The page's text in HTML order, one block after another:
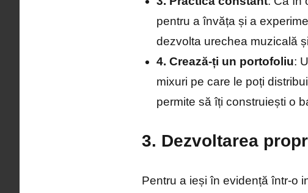
pentru a învăța și a
dezvolta urechea muzicală
4. Crează-ți un portofoliu:
mixuri pe care le poți
permite să îți construiești o
3. Dezvoltarea
Pentru a ieși în evidență într-o